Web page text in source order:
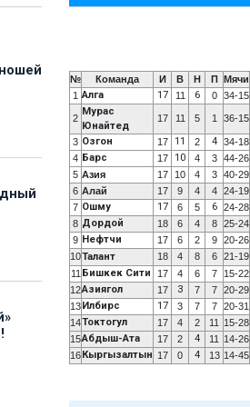
№ Команда И В Н П Мячи
1 Алга 17 11 6 0 34-15
2
Мурас
Юнайтед
17 11 5 1 36-15
3 Озгон 17 11 2 4 34-18
4 Барс 17 10 4 3 44-26
5 Азия 17 10 4 3 40-29
6 Алай 17 9 4 4 24-19
7 Ошму 17 6 5 6 24-28
8 Дордой 18 6 4 8 25-24
9 Нефтчи 17 6 2 9 20-26
10Талант 18 4 8 6 21-19
11 Бишкек Сити 17 4 6 7 15-22
12Азиягол 17 3 7 7 20-29
13 Илбирс 17 3 7 7 20-31
14Токтогул 17 4 2 11 15-28
15Абдыш-Ата 17 2 4 11 14-26
16 Кыргызалтын 17 0 4 13 14-45